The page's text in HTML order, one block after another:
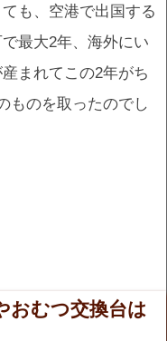
も、空港で出国する
最大2年、海外にい
まれてこの2年がち
ものを取ったのでし
おむつ交換台は